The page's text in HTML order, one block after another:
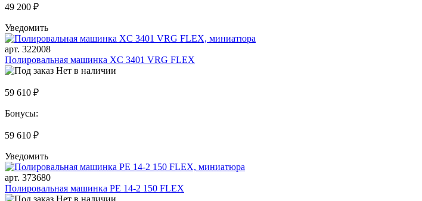
49 200 ₽
Уведомить
арт. 322008
Полировальная машинка XC 3401 VRG FLEX
Нет в наличии
59 610 ₽
Бонусы:
59 610 ₽
Уведомить
арт. 373680
Полировальная машинка PE 14-2 150 FLEX
Нет в наличии